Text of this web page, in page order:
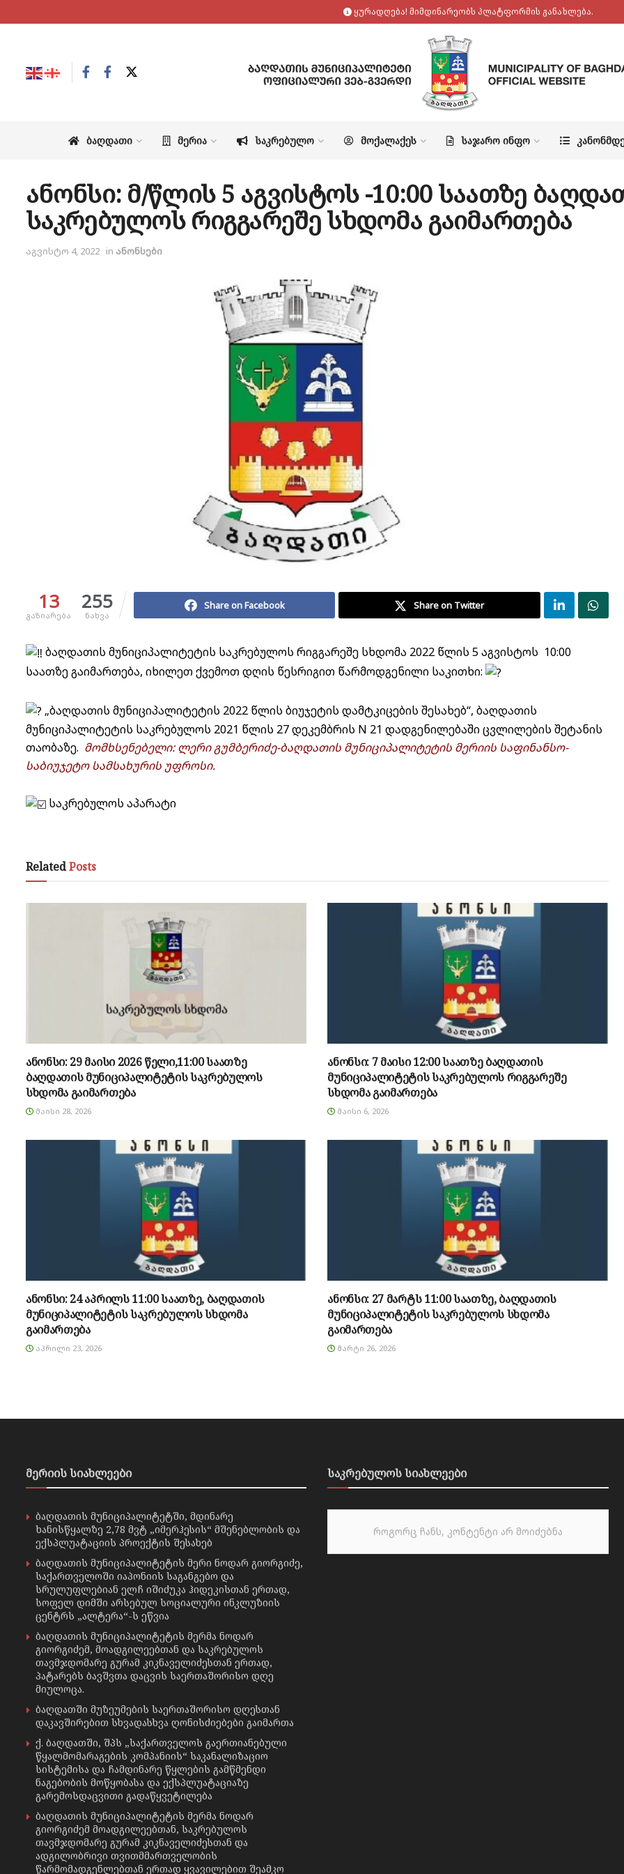
ყურადღება! მიმდინარეობს პლატფორმის განახლება.
ᲑᲐᲦᲓᲐᲗᲘ ᲛᲔᲠᲘᲐ ᲡᲐᲙᲠᲔᲑᲣᲚᲝ ᲛᲝᲥᲐᲚᲐᲥᲔᲡ ᲡᲐᲯᲐᲠᲝ ᲘᲜᲤᲝ
ანონსი: მ/წლის 5 აგვისტოს -10:00 საათზე
საკრებულოს რიგგარეშე სხდომა გაიმართება
აგვისტო 4, 2022 in ანონსები
13
გაზიარება
255
ნახვა
Share on Facebook Share on Twitter
ბაღდათის მუნიციპალიტეტის საკრებულოს რიგგარეშე სხდომა 2022 წლის 5 აგვისტოს 10:00
საათზე გაიმართება, იხილეთ ქვემოთ დღის წესრიგით წარმოდგენილი საკითხი:
„ბაღდათის მუნიციპალიტეტის 2022 წლის ბიუჯეტის დამტკიცების შესახებ“, ბაღდათის
მუნიციპალიტეტის საკრებულოს 2021 წლის 27 დეკემბრის N 21 დადგენილებაში ცვლილების შეტანის
თაობაზე. მომხსენებელი: ლერი გუმბერიძე-ბაღდათის მუნიციპალიტეტის მერიის საფინანსო-
საბიუჯეტო სამსახურის უფროსი.
საკრებულოს აპარატი
RelatedPosts
ანონსი: 29 მაისი 2026 წელი,11:00 საათზე
ბაღდათის მუნიციპალიტეტის საკრებულოს
სხდომა გაიმართება
ᲛᲐᲘᲡᲘ 28, 2026
ანონსი: 7 მაისი 12:00 საათზე ბაღდათის
მუნიციპალიტეტის საკრებულოს რიგგარეშე
სხდომა გაიმართება
ᲛᲐᲘᲡᲘ 6, 2026
ანონსი: 24 აპრილს 11:00 საათზე, ბაღდათის
მუნიციპალიტეტის საკრებულოს სხდომა
გაიმართება
ᲐᲞᲠᲘᲚᲘ 23, 2026
ანონსი: 27 მარტს 11:00 საათზე, ბაღდათის
მუნიციპალიტეტის საკრებულოს სხდომა
გაიმართება
ᲛᲐᲠᲢᲘ 26, 2026
მერიის სიახლეები
ბაღდათის მუნიციპალიტეტში, მდინარე
ხანისწყალზე 2,78 მვტ „იმერჰესის“ მშენებლობის და
ექსპლუატაციის პროექტის შესახებ
ბაღდათის მუნიციპალიტეტის მერი ნოდარ გიორგიძე,
საქართველოში იაპონიის საგანგებო და
სრულუფლებიან ელჩ იშიძუკა ჰიდეკისთან ერთად,
სოფელ დიმში არსებულ სოციალური ინკლუზიის
ცენტრს „ალტერა“-ს ეწვია
ბაღდათის მუნიციპალიტეტის მერმა ნოდარ
გიორგიძემ, მოადგილეებთან და საკრებულოს
თავმჯდომარე გურამ კიკნაველიძესთან ერთად,
პატარებს ბავშვთა დაცვის საერთაშორისო დღე
მიულოცა.
ბაღდათში მუზეუმების საერთაშორისო დღესთან
დაკავშირებით სხვადასხვა ღონისძიებები გაიმართა
ქ. ბაღდათში, შპს „საქართველოს გაერთიანებული
წყალმომარაგების კომპანიის“ საკანალიზაციო
სისტემისა და ჩამდინარე წყლების გამწმენდი
ნაგებობის მოწყობასა და ექსპლუატაციაზე
გარემოსდაცვითი გადაწყვეტილება
ბაღდათის მუნიციპალიტეტის მერმა ნოდარ
გიორგიძემ მოადგილეებთან, საკრებულოს
თავმჯდომარე გურამ კიკნაველიძესთან და
ადგილობრივი თვითმმართველობის
წარმომადგენლებთან ერთად ყვავილებით შეამკო
საკრებულოს სიახლეები
როგორც ჩანს, კონტენტი არ მოიძებნა